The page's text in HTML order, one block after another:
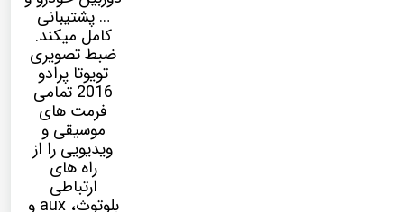
… پشتیبانی
کامل میکند.
ضبط تصویری
تویوتا پرادو
2016 تمامی
فرمت های
موسیقی و
ویدیویی را از
راه های
ارتباطی
بلوتوث، aux و